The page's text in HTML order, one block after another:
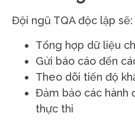
Đội ngũ TQA độc lập sẽ:
Tổng hợp dữ liệu
Gửi báo cáo đến
Theo dõi tiến độ
Đảm bảo các hành
thực thi